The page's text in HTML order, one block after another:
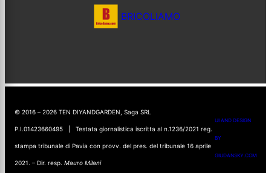
BRICOLIAMO
© 2016 – 2026 TEN DIYANDGARDEN, Saga SRL
P.I.01423660495 | Testata giornalistica iscritta al n.1236/2021 reg.
stampa tribunale di Pavia con provv. del pres. del tribunale 16 aprile
2021. – Dir. resp. Mauro Milani
UI AND DESIGN
BY
GIUDANSKY.COM